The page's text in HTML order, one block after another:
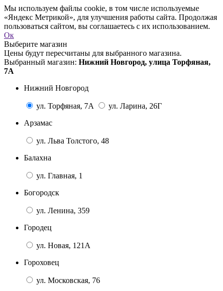
Мы используем файлы cookie, в том числе используемые
«Яндекс Метрикой», для улучшения работы сайта. Продолжая
пользоваться сайтом, вы соглашаетесь с их использованием.
Ок
Выберите магазин
Цены будут пересчитаны для выбранного магазина.
Выбранный магазин: Нижний Новгород, улица Торфяная,
7А
Нижний Новгород
ул. Торфяная, 7А
ул. Ларина, 26Г
Арзамас
ул. Льва Толстого, 48
Балахна
ул. Главная, 1
Богородск
ул. Ленина, 359
Городец
ул. Новая, 121А
Гороховец
ул. Московская, 76